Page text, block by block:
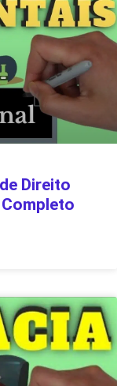
Direito